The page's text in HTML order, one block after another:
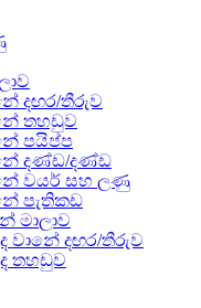
දඟර/තීරුව
තහඩුව
පයිප්ප
දණ්ඩ/දණ්ඩ
වයර් සහ ලණු
පැතිකඩ
මාලාව
වානේ දඟර/තීරුව
තහඩුව